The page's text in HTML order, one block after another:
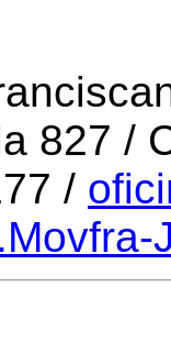
827 /
/